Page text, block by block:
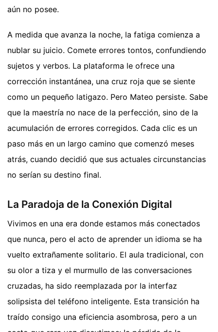
aún no posee.
A medida que avanza la noche, la fatiga comienza a
nublar su juicio. Comete errores tontos, confundiendo
sujetos y verbos. La plataforma le ofrece una
corrección instantánea, una cruz roja que se siente
como un pequeño latigazo. Pero Mateo persiste. Sabe
que la maestría no nace de la perfección, sino de la
acumulación de errores corregidos. Cada clic es un
paso más en un largo camino que comenzó meses
atrás, cuando decidió que sus actuales circunstancias
no serían su destino final.
La Paradoja de la Conexión Digital
Vivimos en una era donde estamos más conectados
que nunca, pero el acto de aprender un idioma se ha
vuelto extrañamente solitario. El aula tradicional, con
su olor a tiza y el murmullo de las conversaciones
cruzadas, ha sido reemplazada por la interfaz
solipsista del teléfono inteligente. Esta transición ha
traído consigo una eficiencia asombrosa, pero a un